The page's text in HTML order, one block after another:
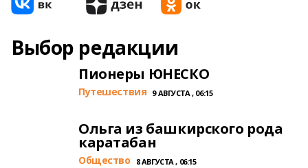
Выбор редакции
Пионеры ЮНЕСКО
Путешествия 9 АВГУСТА , 06:15
Ольга из башкирского рода
каратабан
Общество 8 АВГУСТА , 06:15